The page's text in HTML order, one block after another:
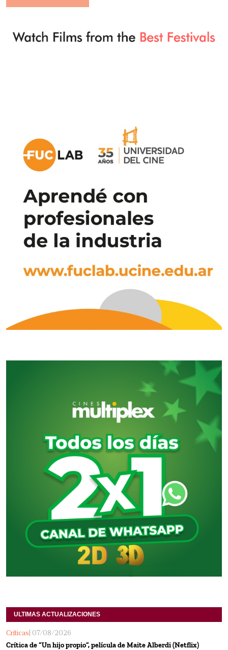
ULTIMAS ACTUALIZACIONES
Críticas | 07/08/2026
Crítica de “Un hijo propio”, película de Maite Alberdi (Netflix)